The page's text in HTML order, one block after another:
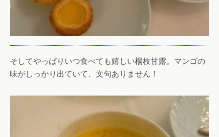
そしてやっぱりいつ食べても嬉しい楊枝甘露。マンゴの
味がしっかり出ていて、文句ありません！